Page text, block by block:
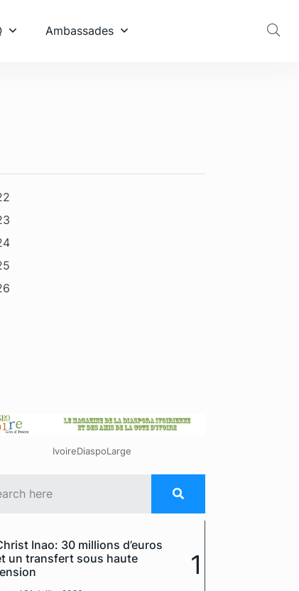
Ambassades
IvoireDiaspoLarge
Inao: 30 millions d’euros
un transfert sous haute
1